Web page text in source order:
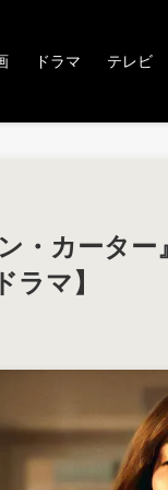
ドラマ テレビ
・カーター
マ】